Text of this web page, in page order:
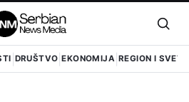
DRUŠTVO EKONOMIJA REGION I SVET